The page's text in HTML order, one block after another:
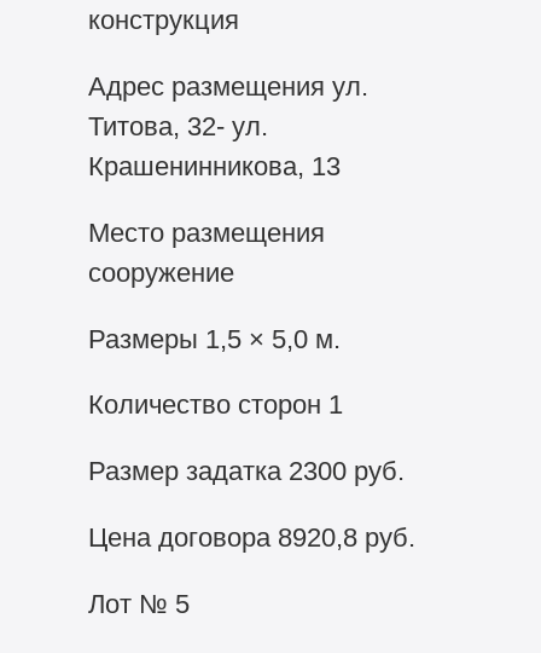
конструкция
Адрес размещения ул.
Титова, 32- ул.
Крашенинникова, 13
Место размещения
сооружение
Размеры 1,5 × 5,0 м.
Количество сторон 1
Размер задатка 2300 руб.
Цена договора 8920,8 руб.
Лот № 5